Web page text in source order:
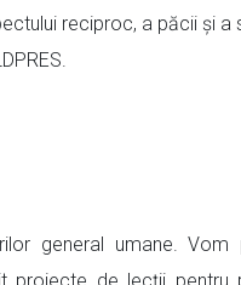
reciproc, a păcii și
general umane.